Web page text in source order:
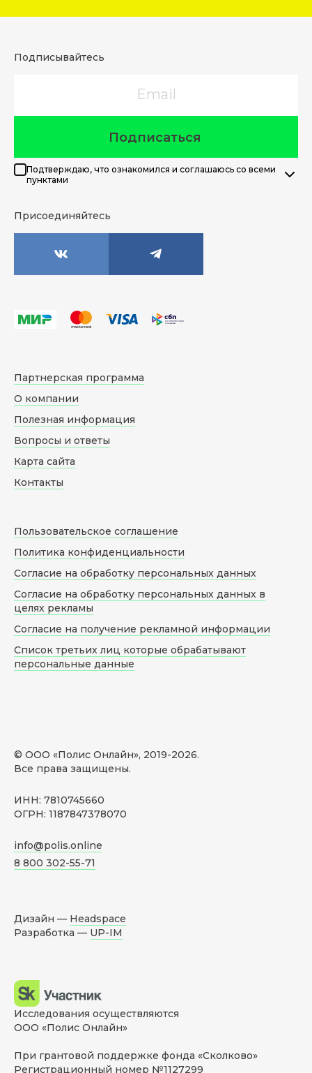
Подписывайтесь
Подписаться
Подтверждаю, что ознакомился и соглашаюсь со всеми
пунктами
Присоединяйтесь
© ООО «Полис Онлайн», 2019-2026.
Все права защищены.
ИНН: 7810745660
ОГРН: 1187847378070
info@polis.online
8 800 302-55-71
Партнерская программа
О компании
Полезная информация
Вопросы и ответы
Карта сайта
Контакты
Пользовательское соглашение
Политика конфиденциальности
Согласие на обработку персональных данных
Согласие на обработку персональных данных в
целях рекламы
Согласие на получение рекламной информации
Список третьих лиц которые обрабатывают
персональные данные
Дизайн — Headspace
Разработка — UP-IM
Исследования осуществляются
ООО «Полис Онлайн»
При грантовой поддержке фонда «Сколково»
Регистрационный номер №1127299